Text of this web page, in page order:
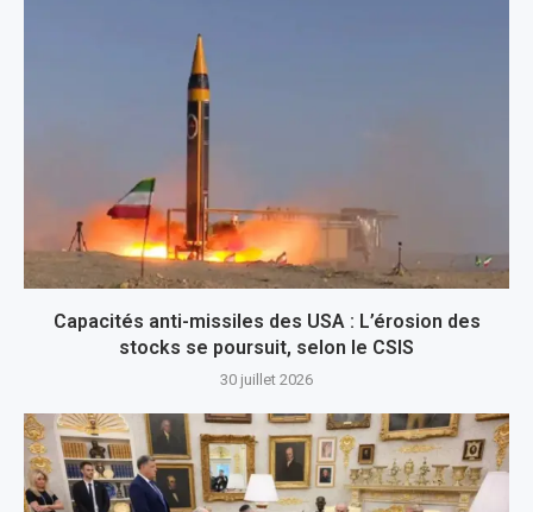
Capacités anti-missiles des USA : L’érosion des
stocks se poursuit, selon le CSIS
30 juillet 2026